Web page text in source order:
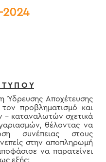
Υ Π Ο Υ
Αποχέτευσης
προβληματισμό και
– καταναλωτών σχετικά
θέλοντας να
συνέπειας στους
στην αποπληρωμή
να παρατείνει
εξής: